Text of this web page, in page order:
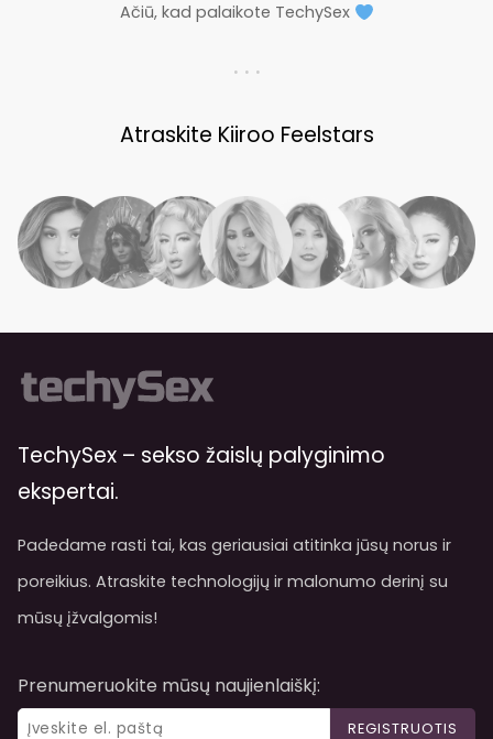
Ačiū, kad palaikote TechySex
. . .
Atraskite Kiiroo Feelstars
TechySex – sekso žaislų palyginimo
ekspertai.
Padedame rasti tai, kas geriausiai atitinka jūsų norus ir
poreikius. Atraskite technologijų ir malonumo derinį su
mūsų įžvalgomis!
Prenumeruokite mūsų naujienlaiškį:
REGISTRUOTIS